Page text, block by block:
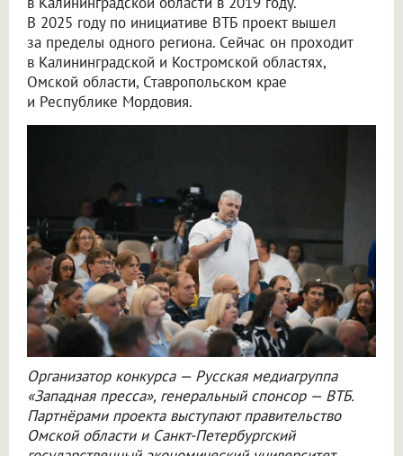
В 2025 году по инициативе ВТБ проект вышел
за пределы одного региона. Сейчас он проходит
в Калининградской и Костромской областях,
Омской области, Ставропольском крае
и Республике Мордовия.
Организатор конкурса — Русская медиагруппа
«Западная пресса», генеральный спонсор — ВТБ.
Партнёрами проекта выступают правительство
Омской области и Санкт-Петербургский